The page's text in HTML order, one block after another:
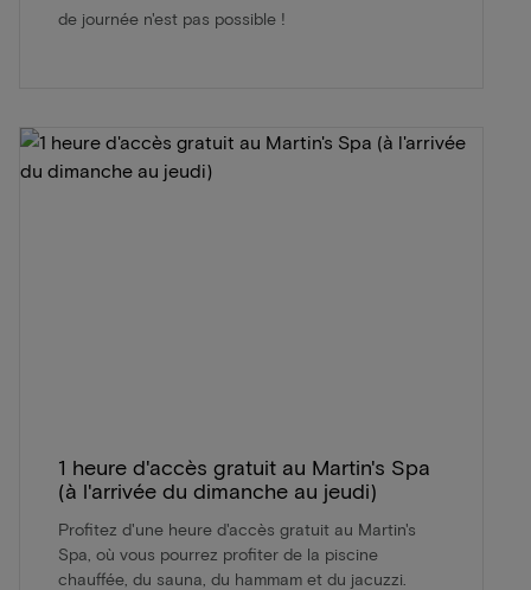
de journée n'est pas possible !
1 heure d'accès gratuit au Martin's Spa
(à l'arrivée du dimanche au jeudi)
Profitez d'une heure d'accès gratuit au Martin's
Spa, où vous pourrez profiter de la piscine
chauffée, du sauna, du hammam et du jacuzzi.